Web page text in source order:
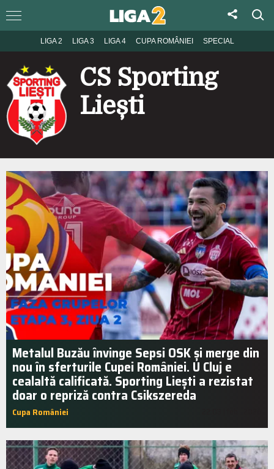
LIGA 2 LIGA 3 LIGA 4 CUPA ROMÂNIEI SPECIAL
CS Sporting
Liești
Metalul Buzău învinge Sepsi OSK și merge din
nou în sferturile Cupei României. U Cluj e
cealaltă calificată. Sporting Liești a rezistat
doar o repriză contra Csikszereda
Cupa României